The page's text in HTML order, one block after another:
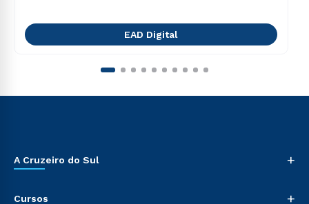
EAD Digital
A Cruzeiro do Sul +
Cursos +